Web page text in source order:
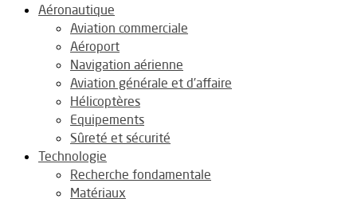
Aéronautique
Aviation commerciale
Aéroport
Navigation aérienne
Aviation générale et d’affaire
Hélicoptères
Equipements
Sûreté et sécurité
Technologie
Recherche fondamentale
Matériaux